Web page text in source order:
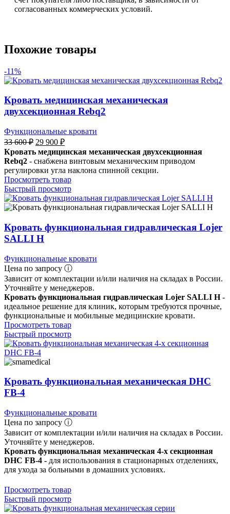
согласованных коммерческих условий.
Похожие товары
-11%
Кровать медицинская механическая
двухсекционная Rebq2
Функциональные кровати
33 600₽ 29 900 ₽
Кровать медицинская механическая двухсекционная
Rebq2 - снабжена винтовым механическим приводом
регулировки угла наклона спинной секции.
Просмотреть товар
Быстрый просмотр
Кровать функциональная гидравлическая Lojer
SALLI H
Функциональные кровати
Цена по запросу ⓘ
Зависит от комплектации и/или наличия на складах в России.
Уточняйте у менеджеров.
Кровать функциональная гидравлическая Lojer SALLI H-
идеальное решение для клиник, которым требуются прочные,
функциональные и мобильные медицинские кровати.
Просмотреть товар
Быстрый просмотр
Кровать функциональная механическая DHC
FB-4
Функциональные кровати
Цена по запросу ⓘ
Зависит от комплектации и/или наличия на складах в России.
Уточняйте у менеджеров.
Кровать функциональная механическая 4-х секционная
DHC FB-4 - для использования в стационарных отделениях,
для ухода за больными в домашних условиях.
Просмотреть товар
Быстрый просмотр